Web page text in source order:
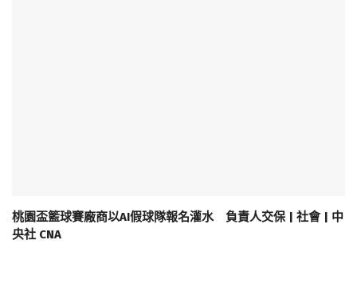
桃園盃籃球賽廠商以AI假球隊報名灌水 負責人交保 | 社會 | 中
央社 CNA